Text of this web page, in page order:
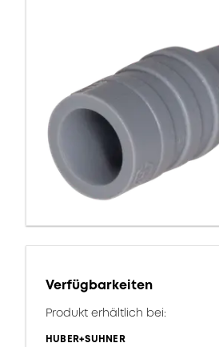
Verfügbarkeiten
Produkt erhältlich bei:
HUBER+SUHNER